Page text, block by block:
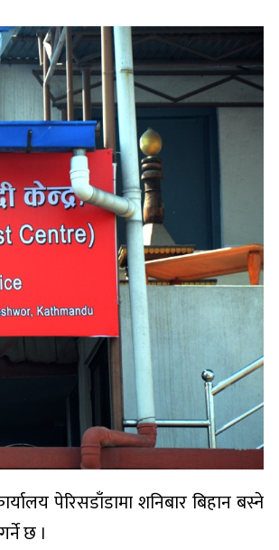
पेरिसडाँडामा शनिबार बिहान बस्ने
छ ।